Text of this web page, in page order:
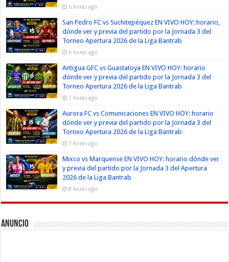
6 horas ago
San Pedro FC vs Suchitepéquez EN VIVO HOY: horario,
dónde ver y previa del partido por la Jornada 3 del
Torneo Apertura 2026 de la Liga Bantrab
6 horas ago
Antigua GFC vs Guastatoya EN VIVO HOY: horario
dónde ver y previa del partido por la Jornada 3 del
Torneo Apertura 2026 de la Liga Bantrab
7 horas ago
Aurora FC vs Comunicaciones EN VIVO HOY: horario
dónde ver y previa del partido por la Jornada 3 del
Torneo Apertura 2026 de la Liga Bantrab
7 horas ago
Mixco vs Marquense EN VIVO HOY: horario dónde ver
y previa del partido por la Jornada 3 del Apertura
2026 de la Liga Bantrab
8 horas ago
Anuncio